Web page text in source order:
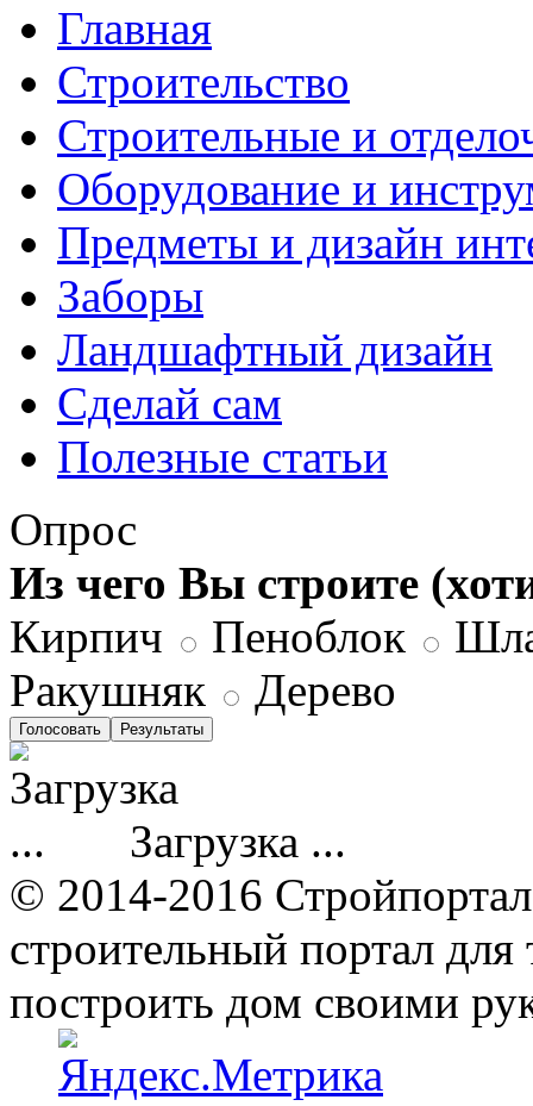
Главная
Строительство
Строительные и
Оборудование и
Предметы и дизайн
Заборы
Ландшафтный дизайн
Сделай сам
Полезные статьи
Опрос
Из чего Вы строите
Кирпич
Пеноблок
Ракушняк
Дерево
Загрузка ...
© 2014-2016
строительный портал для
построить дом своими